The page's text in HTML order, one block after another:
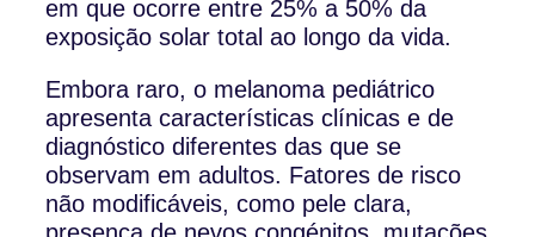
em que ocorre entre 25% a 50% da
exposição solar total ao longo da vida.
Embora raro, o melanoma pediátrico
apresenta características clínicas e de
diagnóstico diferentes das que se
observam em adultos. Fatores de risco
não modificáveis, como pele clara,